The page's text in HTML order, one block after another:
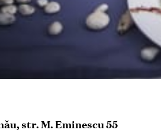
str. M. Eminescu 55